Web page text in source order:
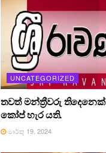
UNCATEGORIZED
තවත් මන්ත්‍රීවරු තිදෙනෙක්
කෝප් හැර යති.
මාර්තු 19, 2024